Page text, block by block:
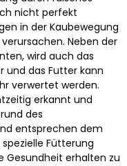
nicht perfekt
in der Kaubewegung
Neben der
wird auch das
und das Futter kann
verwertet werden.
erkannt und
des
entsprechen dem
Fütterung
Gesundheit erhalten zu